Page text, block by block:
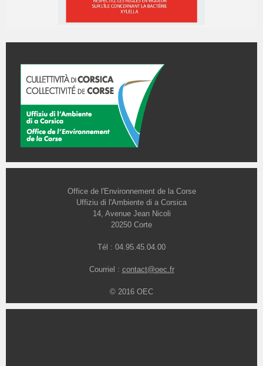
Office de l'Environnement de la Corse
Uffiziu di l'Ambiente di a Corsica
14, Avenue Jean Nicoli
20250 Corte
Tél : 04.95.45.04.00
Courriel : contact@oec.fr
© 2016 OEC